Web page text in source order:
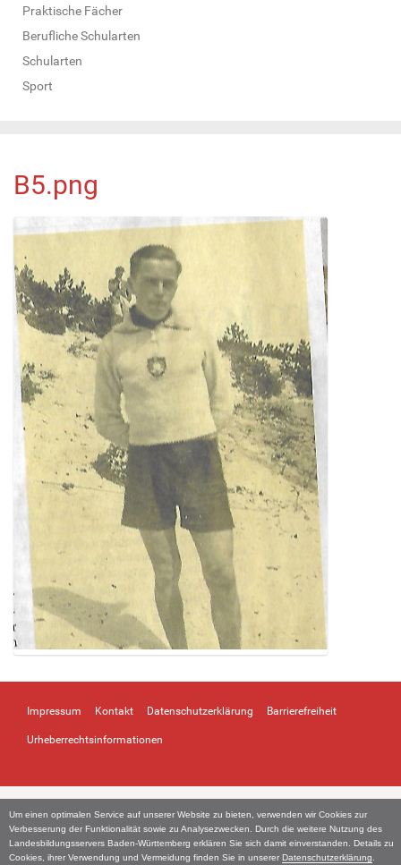
Um einen optimalen Service auf unserer Website zu bieten, verwenden wir Cookies zur
Verbesserung der Funktionalität sowie zu Analysezwecken. Durch die weitere Nutzung des
Landesbildungsservers Baden-Württemberg erklären Sie sich damit einverstanden. Details zu
Cookies, ihrer Verwendung und Vermeidung finden Sie in unserer Datenschutzerklärung
Praktische Fächer
Berufliche Schularten
Schularten
Sport
B5.png
e
g
e
l
i
n
v
Impressum Kontakt Datenschutzerklärung Barrierefreiheit
Urheberrechtsinformationen